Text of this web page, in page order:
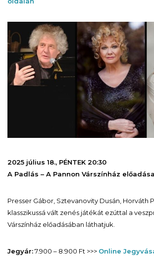
2025 július 18., PÉNTEK 20:30
A Padlás – A Pannon Várszínház előadása
Presser Gábor, Sztevanovity Dusán, Horváth
klasszikussá vált zenés játékát ezúttal a
Várszínház előadásában láthatjuk.
Jegyár:7.900 – 8.900 Ft >>> Online